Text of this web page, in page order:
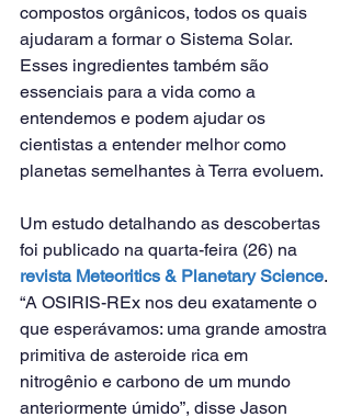
compostos orgânicos, todos os quais
ajudaram a formar o Sistema Solar.
Esses ingredientes também são
essenciais para a vida como a
entendemos e podem ajudar os
cientistas a entender melhor como
planetas semelhantes à Terra evoluem.
Um estudo detalhando as descobertas
foi publicado na quarta-feira (26) na
revista Meteoritics & Planetary Science.
“A OSIRIS-REx nos deu exatamente o
que esperávamos: uma grande amostra
primitiva de asteroide rica em
nitrogênio e carbono de um mundo
anteriormente úmido”, disse Jason